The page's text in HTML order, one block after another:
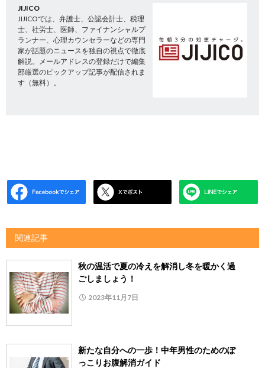
JIJICO
JIJICOでは、弁護士、公認会計士、税理
士、社労士、医師、ファイナンシャルプ
ランナー、心理カウンセラーなどの専門
家が話題のニュースを独自の視点で徹底
解説。メールアドレスの登録だけで編集
部厳選のピックアップ記事が配信されま
す（無料）。
関連記事
秋の温活で夏の冷えを解消し冬を暖かく過
ごしましょう！
2023年11月7日
新たな自分への一歩！中年男性のためのぽ
っこりお腹解消ガイド